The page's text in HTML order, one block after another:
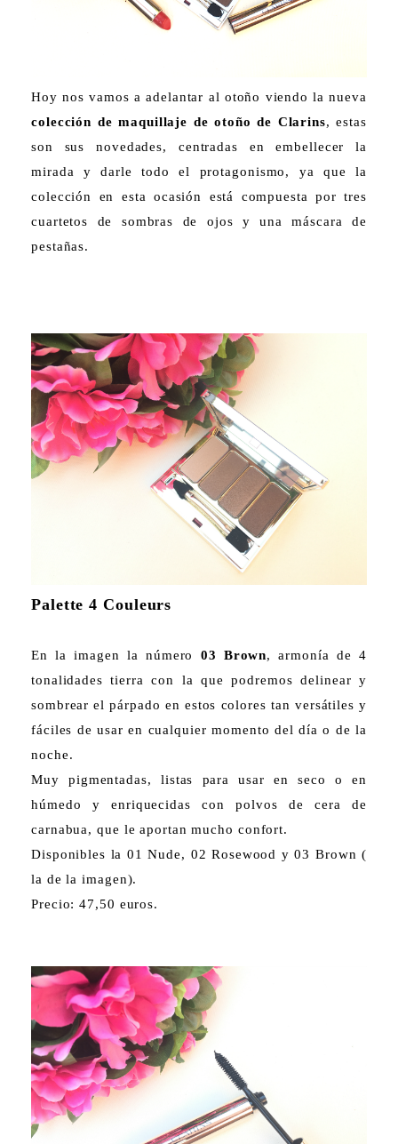
Hoy nos vamos a adelantar al otoño viendo la nueva
colección de maquillaje de otoño de Clarins, estas
son sus novedades, centradas en embellecer la
mirada y darle todo el protagonismo, ya que la
colección en esta ocasión está compuesta por tres
cuartetos de sombras de ojos y una máscara de
pestañas.
Palette 4 Couleurs
En la imagen la número 03 Brown, armonía de 4
tonalidades tierra con la que podremos delinear y
sombrear el párpado en estos colores tan versátiles y
fáciles de usar en cualquier momento del día o de la
noche.
Muy pigmentadas, listas para usar en seco o en
húmedo y enriquecidas con polvos de cera de
carnabua, que le aportan mucho confort.
Disponibles la 01 Nude, 02 Rosewood y 03 Brown (
la de la imagen).
Precio: 47,50 euros.